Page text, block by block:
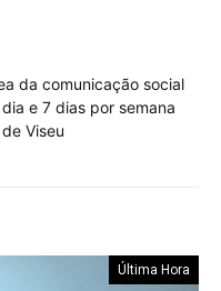
da comunicação social
e 7 dias por semana
Viseu
Última Hora